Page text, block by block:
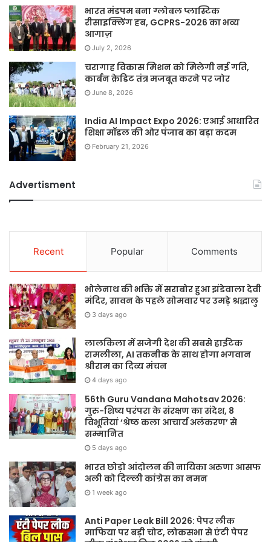
भारत मंडपम बना ग्लोबल प्लास्टिक
रीसाइक्लिंग हब, GCPRS-2026 का भव्य
आगाज़
July 2, 2026
चरागाह विकास मिशन को मिलेगी नई गति,
कार्बन क्रेडिट तंत्र मजबूत करने पर जोर
June 8, 2026
India AI Impact Expo 2026: एआई आधारित
शिक्षा मॉडल की ओर पंजाब का बड़ा कदम
February 21, 2026
Advertisment
Recent Popular Comments
भोलेनाथ की भक्ति में सराबोर हुआ झंडेवाला देवी
मंदिर, सावन के पहले सोमवार पर उमड़े श्रद्धालु
3 days ago
लालकिला में सजेगी देश की सबसे हाईटेक
रामलीला, AI तकनीक के साथ होगा भगवान
श्रीराम का दिव्य मंचन
4 days ago
56th Guru Vandana Mahotsav 2026:
गुरु-शिष्य परंपरा के संरक्षण का संदेश, 8
विभूतियां ‘श्रेष्ठ कला आचार्य अलंकरण’ से
सम्मानित
5 days ago
भारत छोड़ो आंदोलन की नायिका अरुणा आसफ
अली को दिल्ली कांग्रेस का नमन
1 week ago
Anti Paper Leak Bill 2026: पेपर लीक
माफिया पर बड़ी चोट, लोकसभा से एंटी पेपर